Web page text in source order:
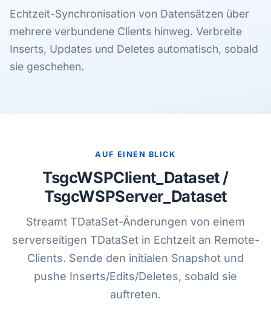
Echtzeit-Synchronisation von Datensätzen über
mehrere verbundene Clients hinweg. Verbreite
Inserts, Updates und Deletes automatisch, sobald
sie geschehen.
AUF EINEN BLICK
TsgcWSPClient_Dataset /
TsgcWSPServer_Dataset
Streamt TDataSet-Änderungen von einem
serverseitigen TDataSet in Echtzeit an Remote-
Clients. Sende den initialen Snapshot und
pushe Inserts/Edits/Deletes, sobald sie
auftreten.